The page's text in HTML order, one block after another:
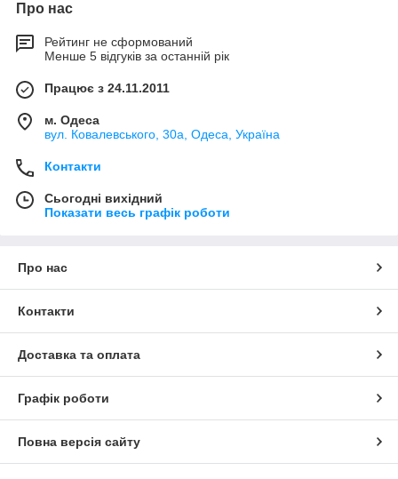
Про нас
Рейтинг не сформований
Менше 5 відгуків за останній рік
Працює з 24.11.2011
м. Одеса
вул. Ковалевського, 30а, Одеса, Україна
Контакти
Сьогодні вихідний
Показати весь графік роботи
Про нас
Контакти
Доставка та оплата
Графік роботи
Повна версія сайту